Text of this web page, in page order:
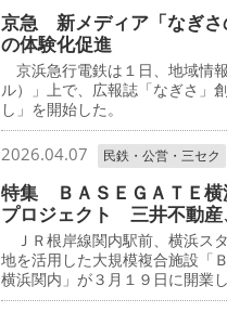
京急 新メディア「なぎ
の体験化促進
京浜急行電鉄は１日、地域情
ル）」上で、広報誌「なぎさ」
し」を開始した。
2026.04.07 民鉄・公営・三セク
特集 ＢＡＳＥＧＡＴＥ横
プロジェクト 三井不動産
ＪＲ根岸線関内駅前、横浜ス
地を活用した大規模複合施設「
横浜関内」が３月１９日に開業し